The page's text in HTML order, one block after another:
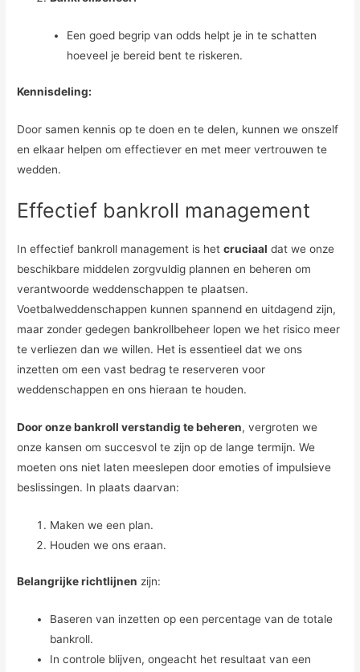
Een goed begrip van odds helpt je in te schatten
hoeveel je bereid bent te riskeren.
Kennisdeling:
Door samen kennis op te doen en te delen, kunnen we onszelf
en elkaar helpen om effectiever en met meer vertrouwen te
wedden.
Effectief bankroll management
In effectief bankroll management is hetcruciaal dat we onze
beschikbare middelen zorgvuldig plannen en beheren om
verantwoorde weddenschappen te plaatsen.
Voetbalweddenschappen kunnen spannend en uitdagend zijn,
maar zonder gedegen bankrollbeheer lopen we het risico meer
te verliezen dan we willen. Het is essentieel dat we ons
inzetten om een vast bedrag te reserveren voor
weddenschappen en ons hieraan te houden.
Door onze bankroll verstandig te beheren, vergroten we
onze kansen om succesvol te zijn op de lange termijn. We
moeten ons niet laten meeslepen door emoties of impulsieve
beslissingen. In plaats daarvan:
Maken we een plan.
Houden we ons eraan.
Belangrijke richtlijnen zijn:
Baseren van inzetten op een percentage van de totale
bankroll.
In controle blijven, ongeacht het resultaat van een